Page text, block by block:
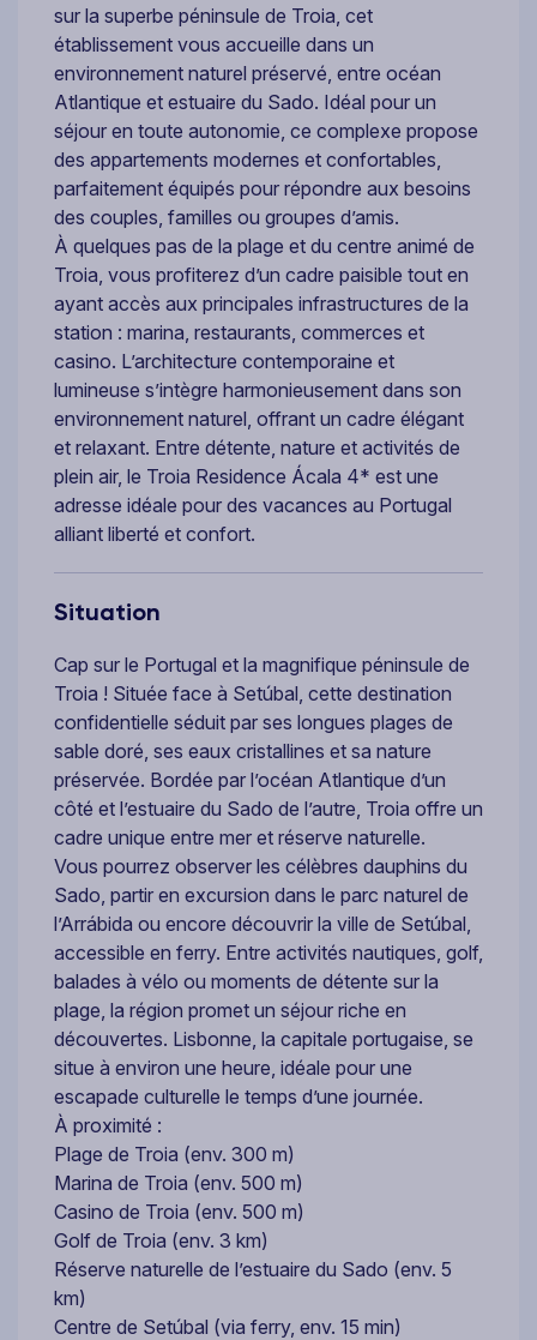
sur la superbe péninsule de Troia, cet
établissement vous accueille dans un
environnement naturel préservé, entre océan
Atlantique et estuaire du Sado. Idéal pour un
séjour en toute autonomie, ce complexe propose
des appartements modernes et confortables,
parfaitement équipés pour répondre aux besoins
des couples, familles ou groupes d’amis.
À quelques pas de la plage et du centre animé de
Troia, vous profiterez d’un cadre paisible tout en
ayant accès aux principales infrastructures de la
station : marina, restaurants, commerces et
casino. L’architecture contemporaine et
lumineuse s’intègre harmonieusement dans son
environnement naturel, offrant un cadre élégant
et relaxant. Entre détente, nature et activités de
plein air, le Troia Residence Ácala 4* est une
adresse idéale pour des vacances au Portugal
alliant liberté et confort.
Situation
Cap sur le Portugal et la magnifique péninsule de
Troia ! Située face à Setúbal, cette destination
confidentielle séduit par ses longues plages de
sable doré, ses eaux cristallines et sa nature
préservée. Bordée par l’océan Atlantique d’un
côté et l’estuaire du Sado de l’autre, Troia offre un
cadre unique entre mer et réserve naturelle.
Vous pourrez observer les célèbres dauphins du
Sado, partir en excursion dans le parc naturel de
l’Arrábida ou encore découvrir la ville de Setúbal,
accessible en ferry. Entre activités nautiques, golf,
balades à vélo ou moments de détente sur la
plage, la région promet un séjour riche en
découvertes. Lisbonne, la capitale portugaise, se
situe à environ une heure, idéale pour une
escapade culturelle le temps d’une journée.
À proximité :
Plage de Troia (env. 300 m)
Marina de Troia (env. 500 m)
Casino de Troia (env. 500 m)
Golf de Troia (env. 3 km)
Réserve naturelle de l’estuaire du Sado (env. 5
km)
Centre de Setúbal (via ferry, env. 15 min)